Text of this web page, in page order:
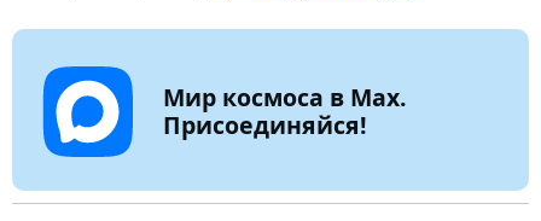
Мир космоса в Max.
Присоединяйся!